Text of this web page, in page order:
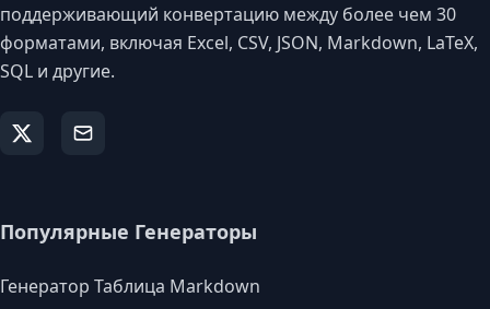
поддерживающий конвертацию между более чем 30
форматами, включая Excel, CSV, JSON, Markdown, LaTeX,
SQL и другие.
Популярные Генераторы
Генератор Таблица Markdown